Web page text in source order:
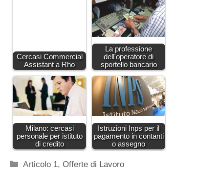
Cercasi Commercial
Assistant a Rho
La professione
dell'operatore di
sportello bancario
Milano: cercasi
personale per istituto
di credito
Istruzioni Inps per il
pagamento in contanti
o assegno
Categorie
Articolo 1,Offerte di Lavoro